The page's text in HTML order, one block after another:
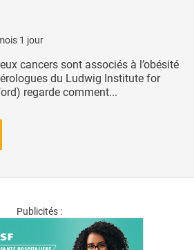
1 jour
cancers sont associés à l’obésité
du Ludwig Institute for
regarde comment...
Publicités :